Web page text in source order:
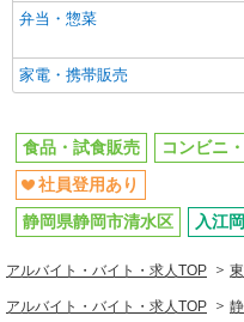
弁当・惣菜
家電・携帯販売
食品・試食販売 コンビニ
社員登用あり
静岡県静岡市清水区
入江
アルバイト・バイト・求人TOP
アルバイト・バイト・求人TOP